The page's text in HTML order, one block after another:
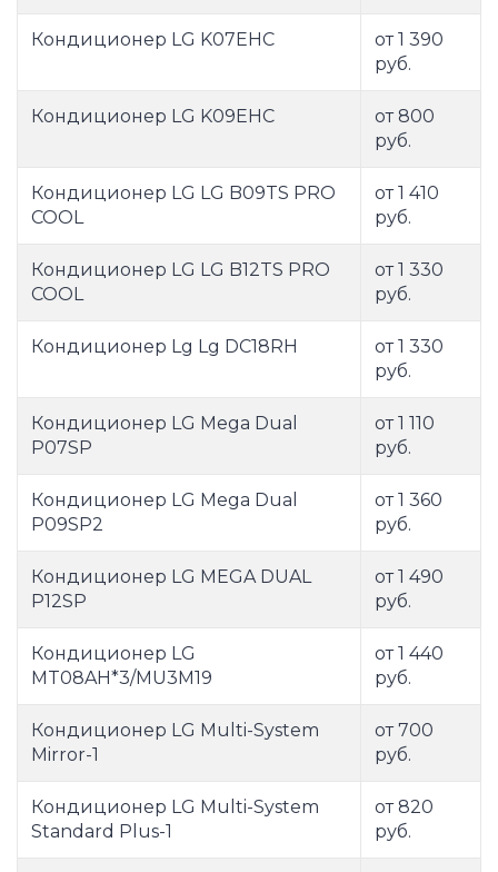
Кондиционер LG K07EHC
от 1 390
руб.
Кондиционер LG K09EHC
от 800
руб.
Кондиционер LG LG B09TS PRO
COOL
от 1 410
руб.
Кондиционер LG LG B12TS PRO
COOL
от 1 330
руб.
Кондиционер Lg Lg DC18RH
от 1 330
руб.
Кондиционер LG Mega Dual
P07SP
от 1 110
руб.
Кондиционер LG Mega Dual
P09SP2
от 1 360
руб.
Кондиционер LG MEGA DUAL
P12SP
от 1 490
руб.
Кондиционер LG
MT08AH*3/MU3M19
от 1 440
руб.
Кондиционер LG Multi-System
Mirror-1
от 700
руб.
Кондиционер LG Multi-System
Standard Plus-1
от 820
руб.